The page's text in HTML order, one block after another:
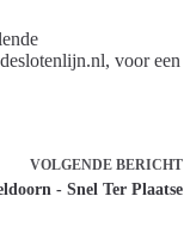
voor een
VOLGENDEBERICHT
- Snel Ter Plaatse